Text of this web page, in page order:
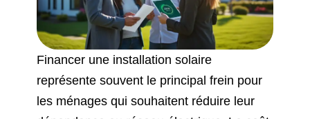
Financer une installation solaire
représente souvent le principal frein pour
les ménages qui souhaitent réduire leur